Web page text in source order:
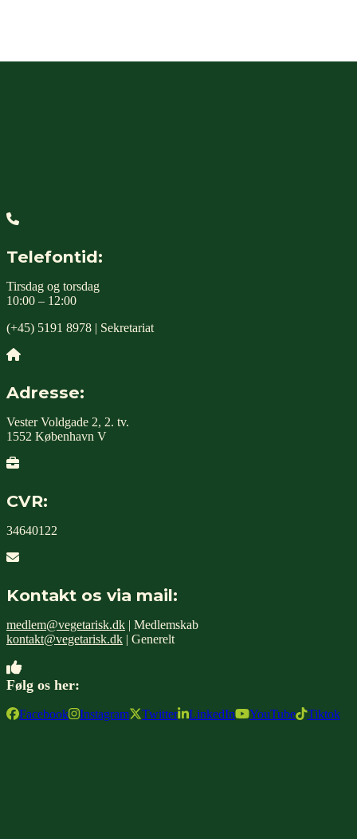
Telefontid:
Tirsdag og torsdag
10:00 – 12:00
(+45) 5191 8978 | Sekretariat
Adresse:
Vester Voldgade 2, 2. tv.
1552 København V
CVR:
34640122
Kontakt os via mail:
medlem@vegetarisk.dk | Medlemskab
kontakt@vegetarisk.dk | Generelt
Følg os her:
Facebook Instagram Twitter LinkedIn YouTube Tiktok